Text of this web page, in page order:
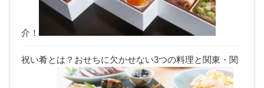
介！
祝い肴とは？おせちに欠かせない3つの料理と関東・関